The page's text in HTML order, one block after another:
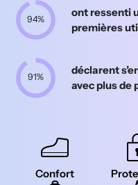
94%
ont ressenti
premières
91%
déclarent
avec plus de
Confort